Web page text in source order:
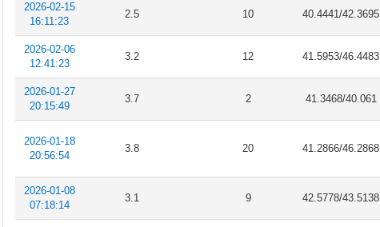
2026-02-15
16:11:23
2.5 10 40.4441/42.3695
2026-02-06
12:41:23
3.2 12 41.5953/46.4483
2026-01-27
20:15:49
3.7 2 41.3468/40.061
2026-01-18
20:56:54
3.8 20 41.2866/46.2868
2026-01-08
07:18:14
3.1 9 42.5778/43.5138